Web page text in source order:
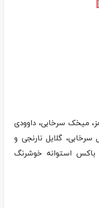
میخک سرخابی، داوودی
سرخابی، گلایل نارنجی و
استوانه خوشرنگ